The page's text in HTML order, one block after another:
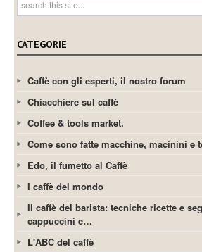
CATEGORIE
Caffè con gli esperti, il nostro forum
Chiacchiere sul caffè
Coffee & tools market.
Come sono fatte macchine, macinini e
Edo, il fumetto al Caffè
I caffè del mondo
Il caffè del barista: tecniche ricette e
cappuccini e…
L'ABC del caffè